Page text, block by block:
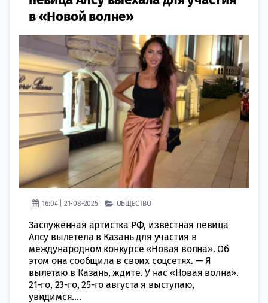
в «Новой волне»
16:04 | 21-08-2025 ОБЩЕСТВО
Заслуженная артистка РФ, известная певица
Алсу вылетела в Казань для участия в
международном конкурсе «Новая волна». Об
этом она сообщила в своих соцсетях. — Я
вылетаю в Казань, ждите. У нас «Новая волна».
21-го, 23-го, 25-го августа я выступаю,
увидимся....